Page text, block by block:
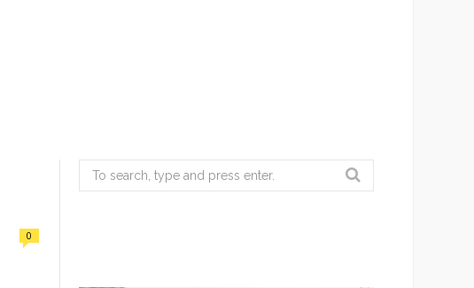
0
Search
for: